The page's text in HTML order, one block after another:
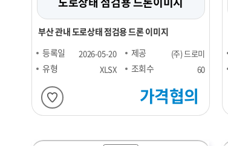
부산 관내 도로상태 점검용 드론 이미지
등록일
2026-05-20 제공 (주) 드로미
유형 XLSX 조회수 60
가격협의